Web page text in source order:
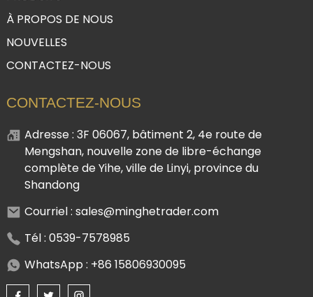
À PROPOS DE NOUS
NOUVELLES
CONTACTEZ-NOUS
CONTACTEZ-NOUS
Adresse : 3F 06067, bâtiment 2, 4e route de
Mengshan, nouvelle zone de libre-échange
complète de Yihe, ville de Linyi, province du
Shandong
Courriel : sales@minghetrader.com
Tél : 0539-7578985
WhatsApp : +86 15806930095